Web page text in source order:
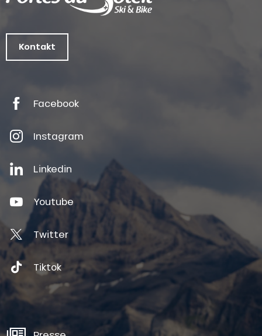
Kontakt
Facebook
Instagram
Linkedin
Youtube
Twitter
Tiktok